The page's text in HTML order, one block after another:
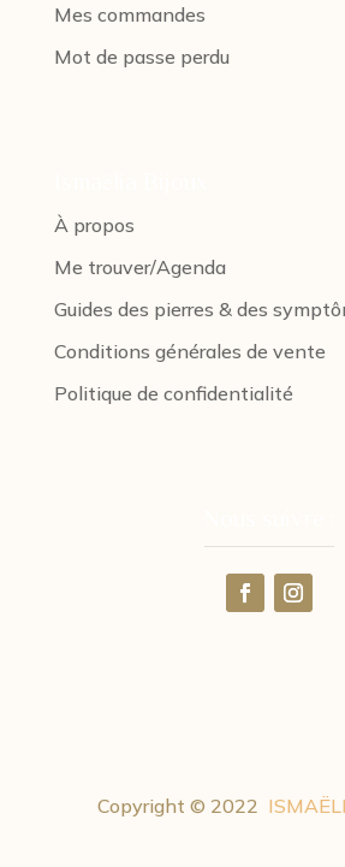
Mes commandes
Mot de passe perdu
À propos
Me trouver/Agenda
Guides des pierres & des
Conditions générales de vente
Politique de confidentialité
Copyright © 2022